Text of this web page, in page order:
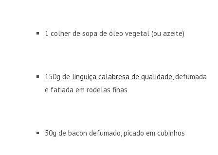
1 colher de sopa de óleo vegetal (ou azeite)
150g de linguiça calabresa de qualidade, defumada
e fatiada em rodelas finas
50g de bacon defumado, picado em cubinhos